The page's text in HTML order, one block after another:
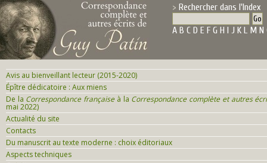
Rechercher dans l'Index
A B C D E F G H I J K L M N